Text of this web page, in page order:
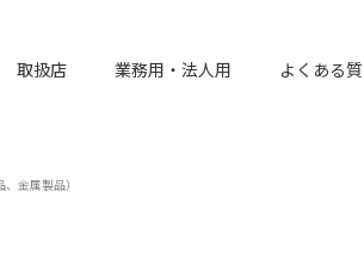
取扱店 業務用・法人用 よくある
金属製品）